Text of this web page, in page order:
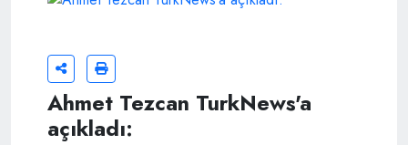
Ahmet Tezcan TurkNews'a
açıkladı: